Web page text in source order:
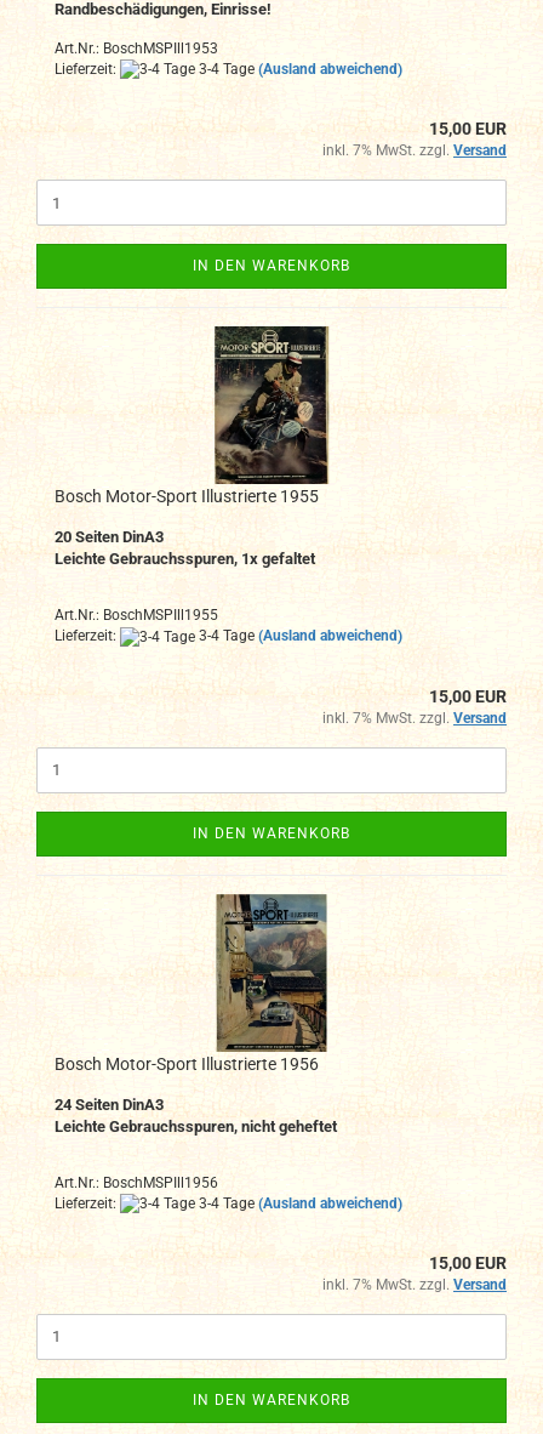
Randbeschädigungen, Einrisse!
Art.Nr.: BoschMSPIll1953
Lieferzeit:
3-4 Tage (Ausland abweichend)
15,00 EUR
inkl. 7% MwSt. zzgl. Versand
IN DEN WARENKORB
Bosch Motor-Sport Illustrierte 1955
20 Seiten DinA3
Leichte Gebrauchsspuren, 1x gefaltet
Art.Nr.: BoschMSPIll1955
Lieferzeit:
3-4 Tage (Ausland abweichend)
15,00 EUR
inkl. 7% MwSt. zzgl. Versand
IN DEN WARENKORB
Bosch Motor-Sport Illustrierte 1956
24 Seiten DinA3
Leichte Gebrauchsspuren, nicht geheftet
Art.Nr.: BoschMSPIll1956
Lieferzeit:
3-4 Tage (Ausland abweichend)
15,00 EUR
inkl. 7% MwSt. zzgl. Versand
IN DEN WARENKORB